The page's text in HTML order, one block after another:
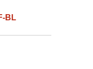
BL